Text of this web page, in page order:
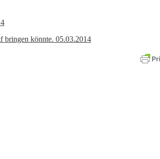
bringen könnte. 05.03.2014